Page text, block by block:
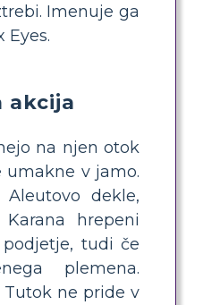
Imenuje ga
Eyes.
akcija
na njen otok
umakne v jamo.
dekle,
hrepeni
tudi če
plemena.
Tutok ne pride v